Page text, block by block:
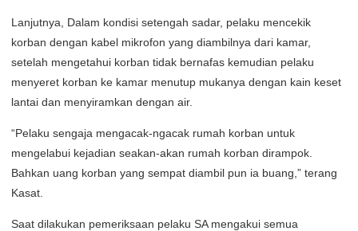
Lanjutnya, Dalam kondisi setengah sadar, pelaku mencekik
korban dengan kabel mikrofon yang diambilnya dari kamar,
setelah mengetahui korban tidak bernafas kemudian pelaku
menyeret korban ke kamar menutup mukanya dengan kain keset
lantai dan menyiramkan dengan air.
“Pelaku sengaja mengacak-ngacak rumah korban untuk
mengelabui kejadian seakan-akan rumah korban dirampok.
Bahkan uang korban yang sempat diambil pun ia buang,” terang
Kasat.
Saat dilakukan pemeriksaan pelaku SA mengakui semua